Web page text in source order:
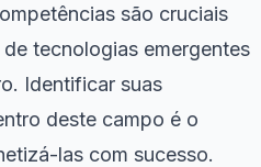
são cruciais
tecnologias emergentes
Identificar suas
deste campo é o
las com sucesso.